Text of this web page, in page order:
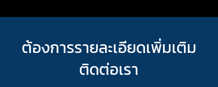
ต้องการรายละเอียดเพิ่มเติม
ติดต่อเรา